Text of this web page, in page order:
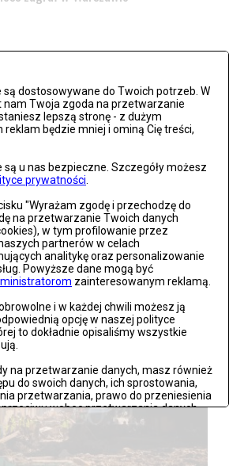
są dostosowywane do Twoich potrzeb. W
nam Twoja zgoda na przetwarzanie
lepszą stronę - z dużym
będzie mniej i ominą Cię treści,
u nas bezpieczne. Szczegóły możesz
prywatności
"Wyrażam zgodę i przechodzę do
na przetwarzanie Twoich danych
w tym profilowanie przez
partnerów w celach
analitykę oraz personalizowanie
Powyższe dane mogą być
zainteresowanym reklamą.
i w każdej chwili możesz ją
opcję w naszej polityce
to dokładnie opisaliśmy wszystkie
na przetwarzanie danych, masz również
do swoich danych, ich sprostowania,
przetwarzania, prawo do przeniesienia
wobec przetwarzania danych.
zgody na przetwarzanie plików cookies,
- próba prasowa we wrocławskim